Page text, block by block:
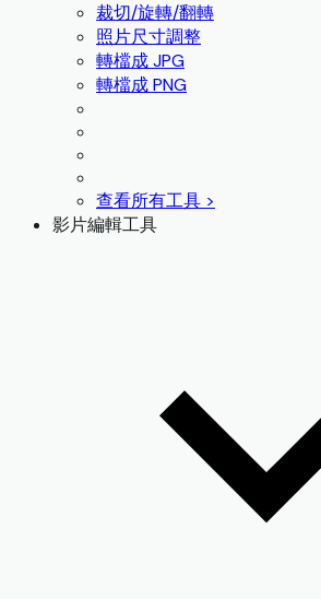
裁切/旋轉/翻轉
照片尺寸調整
轉檔成 JPG
轉檔成 PNG
查看所有工具 >
影片編輯工具